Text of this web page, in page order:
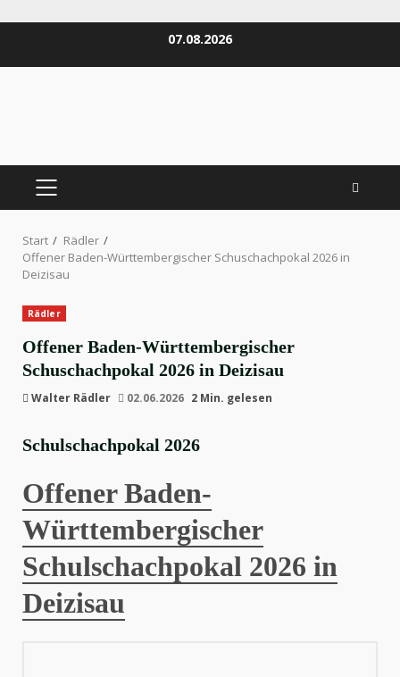
07.08.2026
PRIMÄRES
Start
Rädler
Offener Baden-Württembergischer Schuschachpokal 2026 in
Deizisau
Rädler
Offener Baden-Württembergischer
Schuschachpokal 2026 in Deizisau
Walter Rädler 02.06.2026 2 Min. gelesen
Schulschach­pokal 2026
Offener Baden-
Württembergischer
Schulschachpokal 2026 in
Deizisau